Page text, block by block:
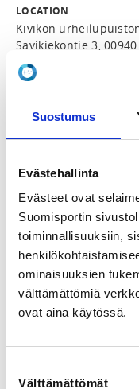
Suostumus
Evästehallinta
Evästeet ovat
Suomisportin
toiminnallisuuksiin,
ominaisuuksien
välttämättömiä
ovat aina käytössä.
valinta
Välttämättömät
LOCATION
Kivikon
Savikiekontie 3,
View map
Helsinki
SPORTS
REGISTRATION PERIOD
Sa 23.5.2026 at 18:00
PRICE
Valmennusmaksu